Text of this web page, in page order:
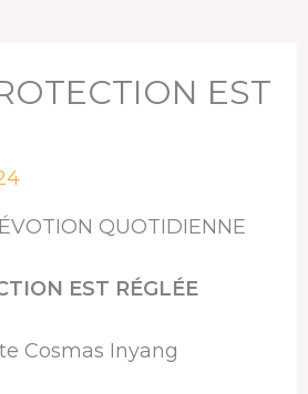
EST
QUOTIDIENNE
EST RÉGLÉE
Cosmas Inyang